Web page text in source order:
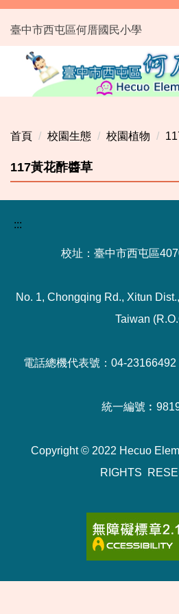
跳
到
主
臺中市西屯區何厝國民小學
首頁 校園生態 校園植物
117黃花酢醬草
:::
校址：臺中市西屯區
No. 1, Chongqing Rd., Xitun
Taiwan
電話總機代表號：04-
統一編號
Copyright © 2022 Hecuo
RIGHTS